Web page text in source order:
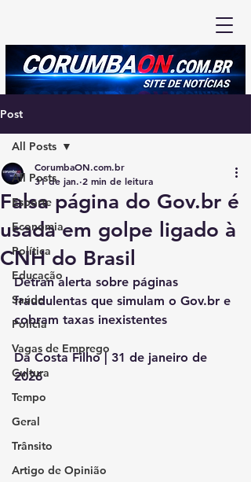
Post
All Posts
Esporte
Economia
Política
Educação
Saúde
Polícia
Vagas de Emprego
Cultura
Tempo
Geral
Trânsito
Artigo de Opinião
All Posts
Falsa página do Gov.br é
usada em golpe ligado à
CNH do Brasil
CorumbaON.com.br
31 de jan. 2 min de leitura
Detran alerta sobre páginas
fraudulentas que simulam o Gov.br e
cobram taxas inexistentes
Da Costa Filho | 31 de janeiro de
2026